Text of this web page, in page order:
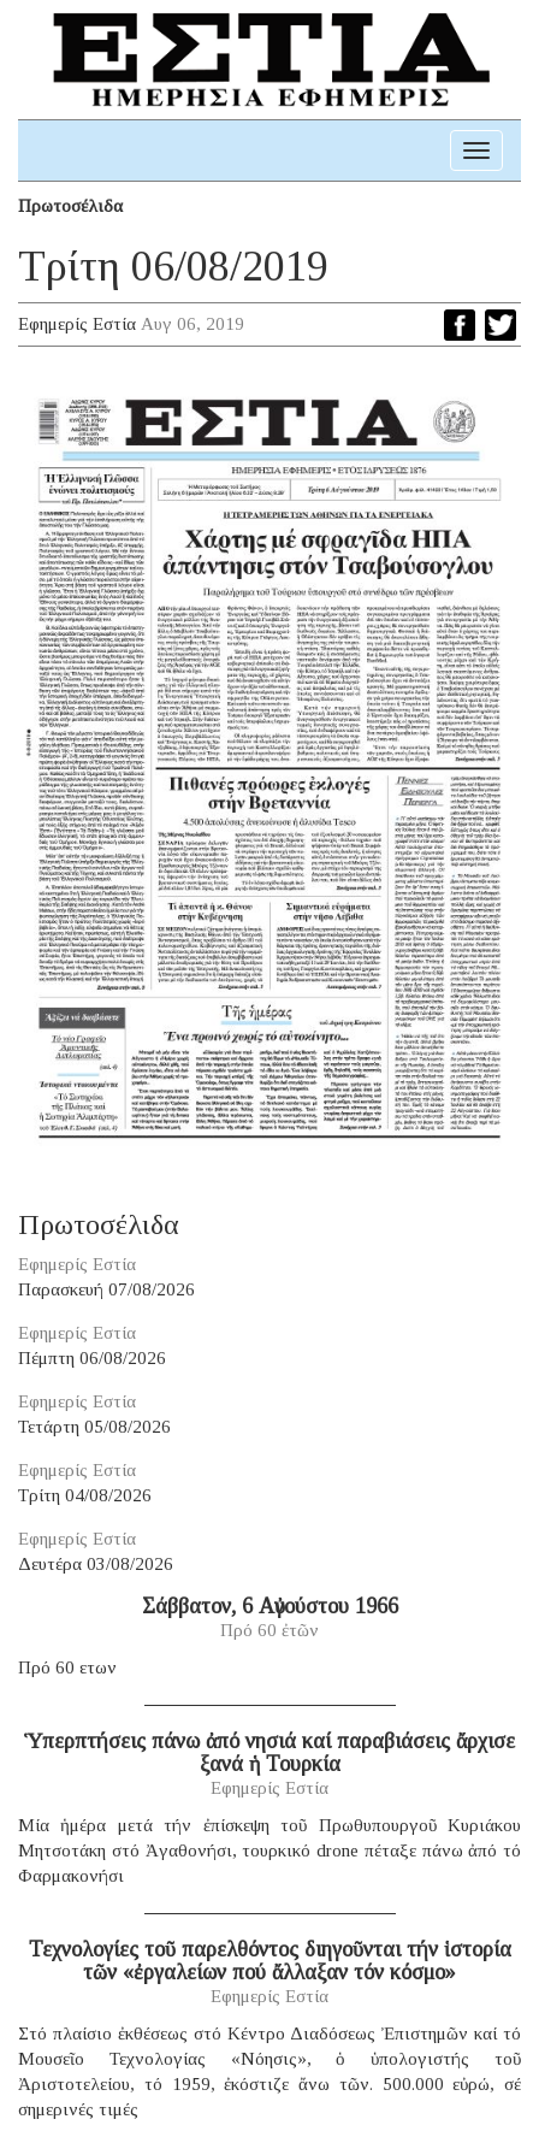
Toggle
Πρωτοσέλιδα
Τρίτη 06/08/2019
Εφημερίς Εστία Αυγ 06, 2019
Πρωτοσέλιδα
Εφημερίς Εστία
Παρασκευή 07/08/2026
Εφημερίς Εστία
Πέμπτη 06/08/2026
Εφημερίς Εστία
Τετάρτη 05/08/2026
Εφημερίς Εστία
Τρίτη 04/08/2026
Εφημερίς Εστία
Δευτέρα 03/08/2026
Σάββατον, 6 Αὐγούστου 1966
Πρό 60 ἐτῶν
Πρό 60 ετων
Ὑπερπτήσεις πάνω ἀπό νησιά καί παραβιάσεις ἄρχισε
ξανά ἡ Τουρκία
Εφημερίς Εστία
Μία ἡμέρα μετά τήν ἐπίσκεψη τοῦ Πρωθυπουργοῦ Κυριάκου
Μητσοτάκη στό Ἀγαθονήσι, τουρκικό drone πέταξε πάνω ἀπό τό
Φαρμακονήσι
Τεχνολογίες τοῦ παρελθόντος διηγοῦνται τήν ἱστορία
τῶν «ἐργαλείων πού ἄλλαξαν τόν κόσμο»
Εφημερίς Εστία
Στό πλαίσιο ἐκθέσεως στό Κέντρο Διαδόσεως Ἐπιστημῶν καί τό
Μουσεῖο Τεχνολογίας «Νόησις», ὁ ὑπολογιστής τοῦ
Ἀριστοτελείου, τό 1959, ἐκόστιζε ἄνω τῶν. 500.000 εὐρώ, σέ
σημερινές τιμές